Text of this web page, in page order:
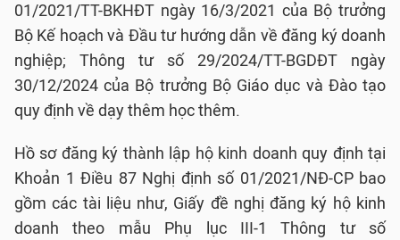
01/2021/TT-BKHĐT ngày 16/3/2021 của Bộ trưởng
Bộ Kế hoạch và Đầu tư hướng dẫn về đăng ký doanh
nghiệp; Thông tư số 29/2024/TT-BGDĐT ngày
30/12/2024 của Bộ trưởng Bộ Giáo dục và Đào tạo
quy định về dạy thêm học thêm.
Hồ sơ đăng ký thành lập hộ kinh doanh quy định tại
Khoản 1 Điều 87 Nghị định số 01/2021/NĐ-CP bao
gồm các tài liệu như, Giấy đề nghị đăng ký hộ kinh
doanh theo mẫu Phụ lục III-1 Thông tư số